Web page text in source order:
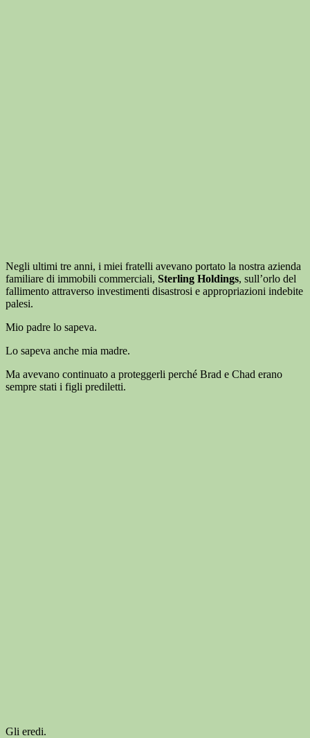
Negli ultimi tre anni, i miei fratelli avevano portato la nostra azienda
familiare di immobili commerciali, Sterling Holdings, sull’orlo del
fallimento attraverso investimenti disastrosi e appropriazioni indebite
palesi.
Mio padre lo sapeva.
Lo sapeva anche mia madre.
Ma avevano continuato a proteggerli perché Brad e Chad erano
sempre stati i figli prediletti.
Gli eredi.